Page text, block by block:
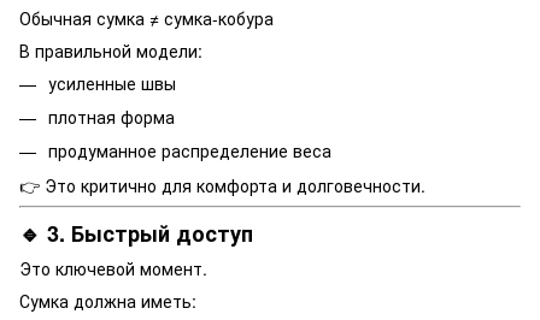
Обычная сумка ≠ сумка-кобура
В правильной модели:
усиленные швы
плотная форма
продуманное распределение веса
👉 Это критично для комфорта и долговечности.
🔹 3. Быстрый доступ
Это ключевой момент.
Сумка должна иметь: